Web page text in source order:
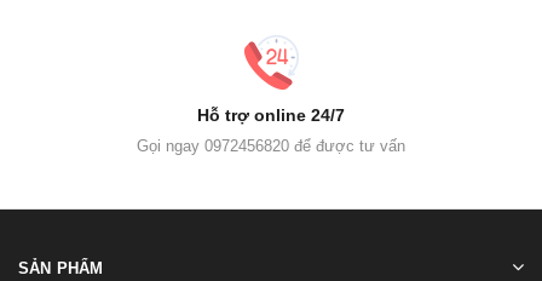
Hỗ trợ online 24/7
Gọi ngay 0972456820 để được tư vấn
SẢN PHẨM